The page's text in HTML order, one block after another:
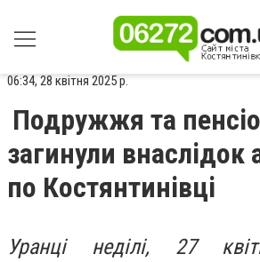
06:34, 28 квітня 2025 р.
Подружжя та
загинули внаслідок
по Костянтинівці
Уранці неділі, 27